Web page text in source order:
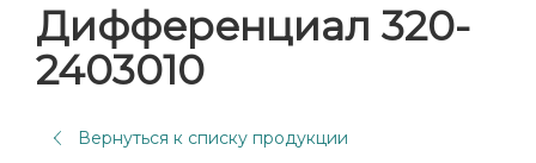
Дифференциал 320-
2403010
Вернуться к списку продукции